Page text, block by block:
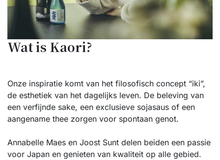
Wat is Kaori?
Onze inspiratie komt van het filosofisch concept “iki”,
de esthetiek van het dagelijks leven. De beleving van
een verfijnde sake, een exclusieve sojasaus of een
aangename thee zorgen voor spontaan genot.
Annabelle Maes en Joost Sunt delen beiden een passie
voor Japan en genieten van kwaliteit op alle gebied.